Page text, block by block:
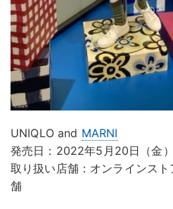
UNIQLO and MARNI
発売日：2022年5月20日（金）
取り扱い店舗：オンラインス
舗